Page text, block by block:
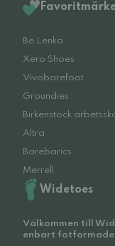
Be Lenka
Xero Shoes
Vivobarefoot
Groundies
Birkenstock
Altra
Barebarics
Merrell
Widetoes
Välkommen till
enbart fotformade